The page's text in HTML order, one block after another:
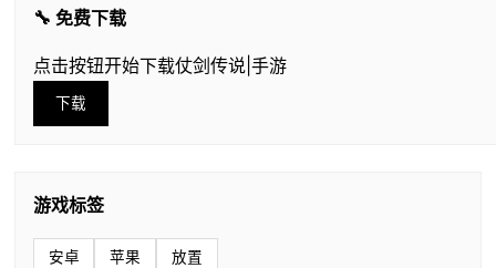
🔧 免费下载
点击按钮开始下载仗剑传说|手游
下载
游戏标签
安卓 苹果 放置